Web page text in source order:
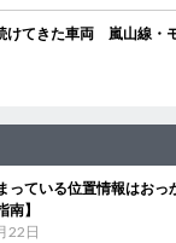
けてきた車両 嵐山線・
っている位置情報はお
南】
22日